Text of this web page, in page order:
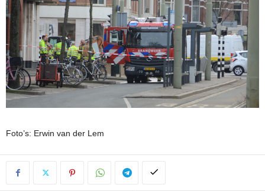
Foto’s: Erwin van der Lem